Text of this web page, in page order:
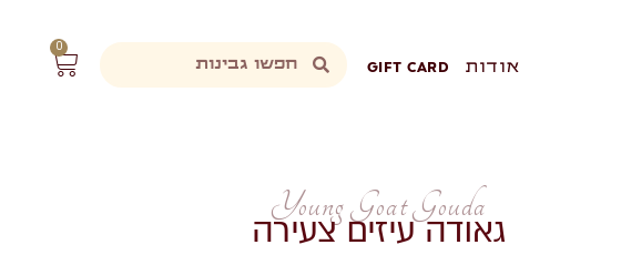
אודות GIFT CARD
0
Young Goat Gouda
גאודה עיזים צעירה